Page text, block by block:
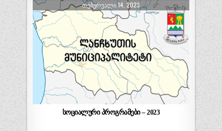
ᲗᲔᲑᲔᲠᲕᲐᲚᲘ 14, 2023
სოციალური პროგრამები – 2023